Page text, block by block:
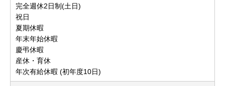
完全週休2日制(土日)
祝日
夏期休暇
年末年始休暇
慶弔休暇
産休・育休
年次有給休暇 (初年度10日)